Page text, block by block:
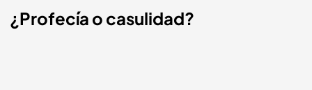
¿Profecía o casulidad?